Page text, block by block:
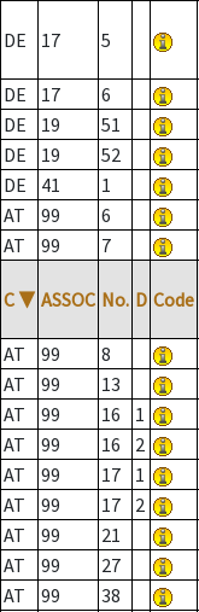
DE 17 5
DE 17 6
DE
19 51
DE
19 52
DE
41 1
AT
99 6
AT
99 7
C ▼ ASSOC No. D Code
AT 99 8
AT
99 13
AT
99 16 1
AT
99 16 2
AT
99 17 1
AT
99 17 2
AT
99 21
AT
99 27
AT
99 38